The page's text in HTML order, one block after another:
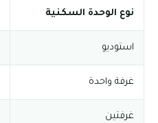
نوع الوحدة السكنية
استوديو
غرفة واحدة
غرفتين